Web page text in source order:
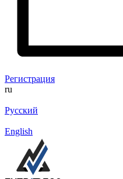
Регистрация
ru
Русский
English